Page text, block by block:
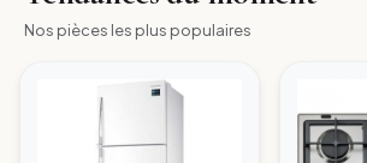
Nos pièces les plus populaires